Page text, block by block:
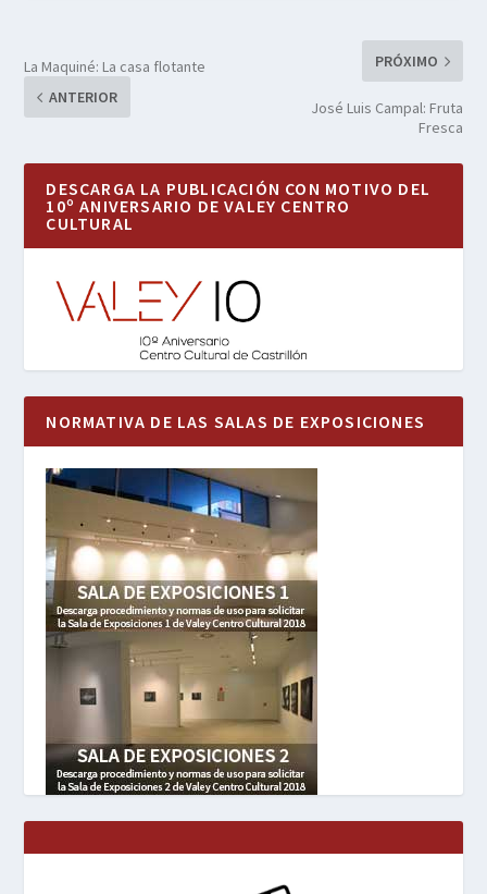
La Maquiné: La casa flotante
ANTERIOR
PRÓXIMO
José Luis Campal: Fruta
Fresca
DESCARGA LA PUBLICACIÓN CON MOTIVO DEL
10º ANIVERSARIO DE VALEY CENTRO
CULTURAL
NORMATIVA DE LAS SALAS DE EXPOSICIONES